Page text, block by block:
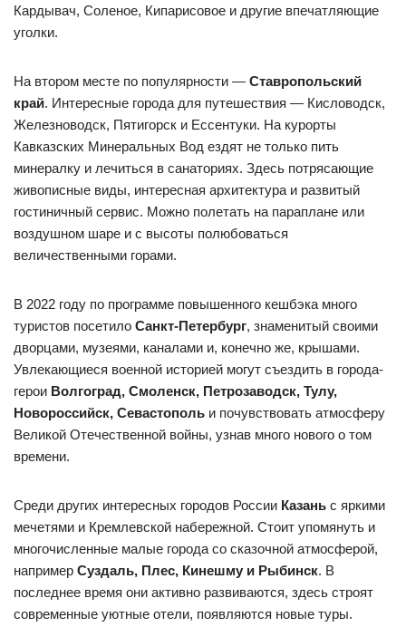
Кардывач, Соленое, Кипарисовое и другие впечатляющие
уголки.
На втором месте по популярности — Ставропольский
край. Интересные города для путешествия — Кисловодск,
Железноводск, Пятигорск и Ессентуки. На курорты
Кавказских Минеральных Вод ездят не только пить
минералку и лечиться в санаториях. Здесь потрясающие
живописные виды, интересная архитектура и развитый
гостиничный сервис. Можно полетать на параплане или
воздушном шаре и с высоты полюбоваться
величественными горами.
В 2022 году по программе повышенного кешбэка много
туристов посетило Санкт-Петербург, знаменитый своими
дворцами, музеями, каналами и, конечно же, крышами.
Увлекающиеся военной историей могут съездить в города-
герои Волгоград, Смоленск, Петрозаводск, Тулу,
Новороссийск, Севастополь и почувствовать атмосферу
Великой Отечественной войны, узнав много нового о том
времени.
Среди других интересных городов России Казань с яркими
мечетями и Кремлевской набережной. Стоит упомянуть и
многочисленные малые города со сказочной атмосферой,
например Суздаль, Плес, Кинешму и Рыбинск. В
последнее время они активно развиваются, здесь строят
современные уютные отели, появляются новые туры.